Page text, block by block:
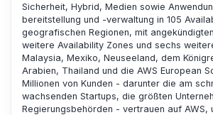
Sicherheit, Hybrid, Medien sowie
bereitstellung und -verwaltung in 105
geografischen Regionen, mit
weitere Availability Zones und sechs
Malaysia, Mexiko, Neuseeland, dem
Arabien, Thailand und die AWS European
Millionen von Kunden - darunter die am
wachsenden Startups, die größten
Regierungsbehörden - vertrauen auf AWS,